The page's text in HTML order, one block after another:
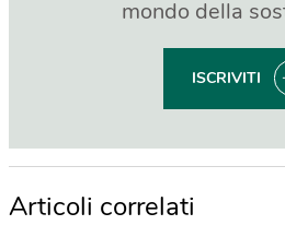
mondo della
ISCRIVITI
Articoli correlati